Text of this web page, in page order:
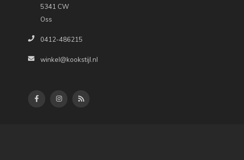
5341 CW
Oss
0412-486215
winkel@kookstijl.nl